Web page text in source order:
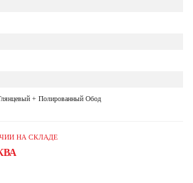
+ Полированный Обод
НА СКЛАДЕ